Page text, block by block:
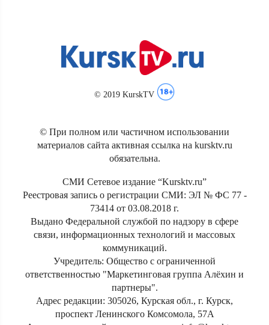
© 2019 KurskTV
© При полном или частичном использовании
материалов сайта активная ссылка на kursktv.ru
обязательна.
СМИ Сетевое издание “Kursktv.ru”
Реестровая запись о регистрации СМИ: ЭЛ № ФС 77 -
73414 от 03.08.2018 г.
Выдано Федеральной службой по надзору в сфере
связи, информационных технологий и массовых
коммуникаций.
Учредитель: Общество с ограниченной
ответственностью "Маркетинговая группа Алёхин и
партнеры".
Адрес редакции: 305026, Курская обл., г. Курск,
проспект Ленинского Комсомола, 57А